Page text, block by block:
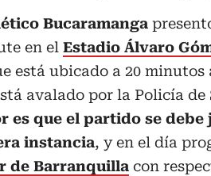
Bucaramanga
en el Estadio Álvaro
está ubicado a 20
avalado por la Policía de
es que el partido se debe
instancia, y en el día
de Barranquilla con